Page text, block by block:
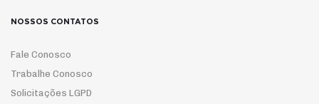
NOSSOS CONTATOS
Fale Conosco
Trabalhe Conosco
Solicitações LGPD